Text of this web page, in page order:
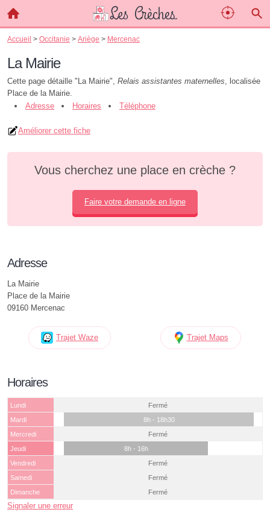
Accueil > Occitanie > Ariège > Mercenac
La Mairie
Cette page détaille "La Mairie", Relais assistantes maternelles, localisée
Place de la Mairie.
Adresse
Horaires Téléphone
Améliorer cette fiche
Vous cherchez une place en crèche ?
Faire votre demande en ligne
Adresse
La Mairie
Place de la Mairie
09160 Mercenac
Trajet Waze Trajet Maps
Horaires
Lundi
Fermé
Mardi
8h - 18h30
Mercredi
Fermé
Jeudi
8h - 16h
Vendredi
Fermé
Samedi
Fermé
Dimanche
Fermé
Signaler une erreur